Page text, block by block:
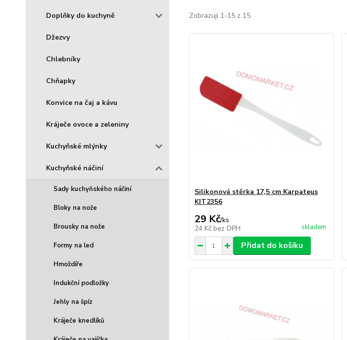
Doplňky do kuchyně
Džezvy
Chlebníky
Chňapky
Konvice na čaj a kávu
Kráječe ovoce a zeleniny
Kuchyňské mlýnky
Kuchyňské náčiní
Sady kuchyňského náčiní
Bloky na nože
Brousky na nože
Formy na led
Hmoždíře
Indukční podložky
Jehly na špíz
Kráječe knedlíků
Zobrazuji 1-15 z 15
Silikonová stěrka 17,5 cm Karpateus
KIT2356
29 Kč/ks
24 Kč bez DPH skladem
Přidat do košíku